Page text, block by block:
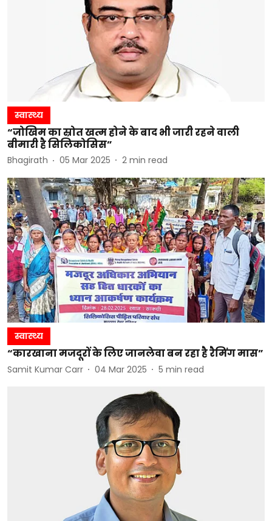
स्वास्थ्य
“जोखिम का स्रोत खत्म होने के बाद भी जारी रहने वाली
बीमारी है सिलिकोसिस”
Bhagirath 05 Mar 2025 2 min read
स्वास्थ्य
“कारखाना मजदूरों के लिए जानलेवा बन रहा है रैमिंग मास”
Samit Kumar Carr 04 Mar 2025 5 min read